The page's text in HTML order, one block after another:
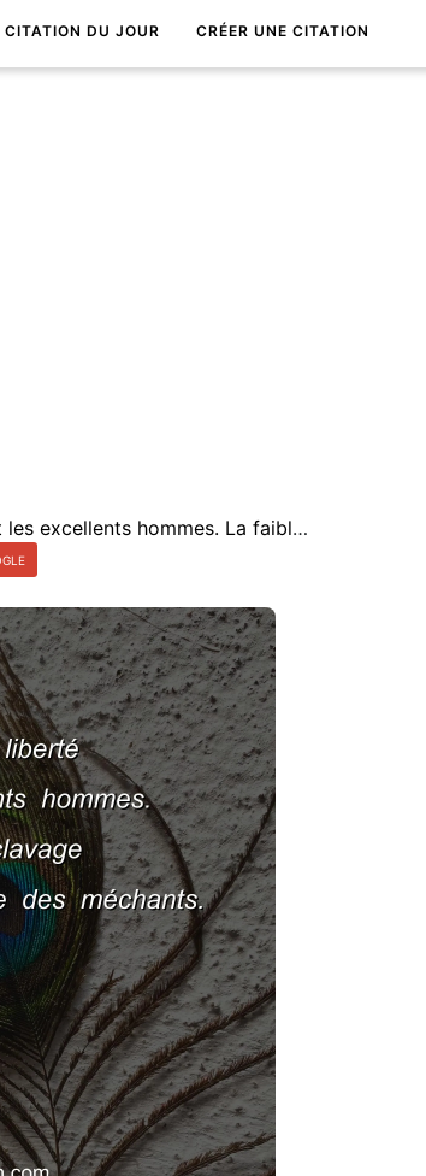
CITATION DU JOUR CRÉER UNE CITATION
C'est la force et la libertÃ© qui font les excellents hommes. La faiblesse et l'esclavage n'ont fait jamais que des mÃ©chants.